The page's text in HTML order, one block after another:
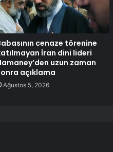
cenaze törenine
İran dini lideri
uzun zaman
açıklama
Ağustos 5, 2026